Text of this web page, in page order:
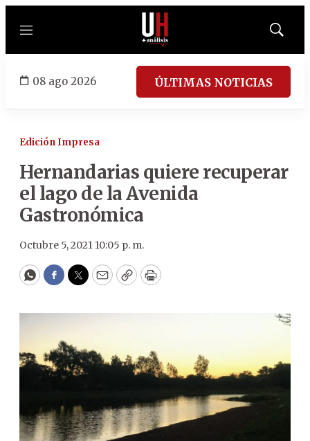
Menú
Mostrar
08 ago 2026 ÚLTIMAS NOTICIAS
Edición Impresa
Hernandarias quiere recuperar
el lago de la Avenida
Gastronómica
Octubre 5, 2021 10:05 p. m.
WhatsApp
Facebook
Twitter
EmailCopyPrint